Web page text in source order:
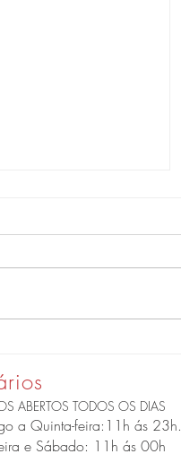
ABERTOS TODOS OS DIAS
a Quinta-feira:11h ás 23h.
e Sábado: 11h ás 00h